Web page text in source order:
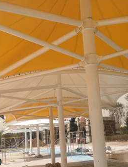
形狀符合設(shè)計要求，保